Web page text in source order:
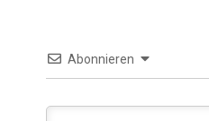
Abonnieren